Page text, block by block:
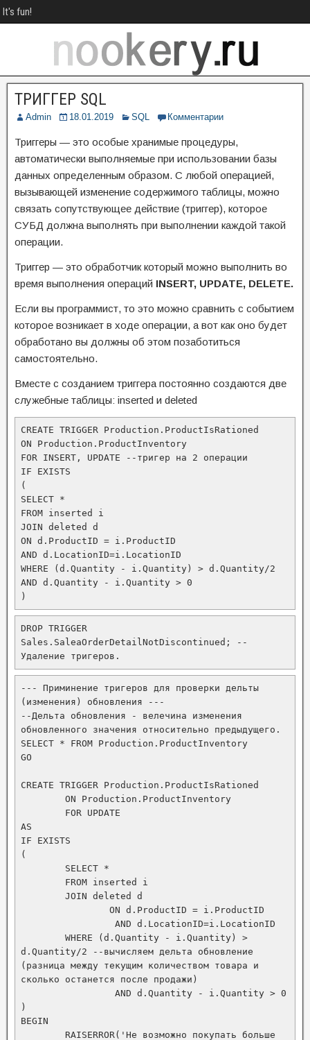
It's fun!
ТРИГГЕР SQL
Admin 18.01.2019 SQL Комментарии
Триггеры — это особые хранимые процедуры,
автоматически выполняемые при использовании базы
данных определенным образом. С любой операцией,
вызывающей изменение содержимого таблицы, можно
связать сопутствующее действие (триггер), которое
СУБД должна выполнять при выполнении каждой такой
операции.
Триггер — это обработчик который можно выполнить во
время выполнения операций INSERT, UPDATE, DELETE.
Если вы программист, то это можно сравнить с событием
которое возникает в ходе операции, а вот как оно будет
обработано вы должны об этом позаботиться
самостоятельно.
Вместе с созданием триггера постоянно создаются две
служебные таблицы: inserted и deleted
CREATE TRIGGER Production.ProductIsRationed
ON Production.ProductInventory
FOR INSERT, UPDATE --тригер на 2 операции
IF EXISTS
(
SELECT *
FROM inserted i
JOIN deleted d
ON d.ProductID = i.ProductID
AND d.LocationID=i.LocationID
WHERE (d.Quantity - i.Quantity) > d.Quantity/2
AND d.Quantity - i.Quantity > 0
)
DROP TRIGGER
Sales.SaleaOrderDetailNotDiscontinued; --
--- Приминение тригеров для проверки дельты
(изменения) обновления ---
--Дельта обновления - велечина изменения
обновленного значения относительно предыдущего.
SELECT * FROM Production.ProductInventory
GO
CREATE TRIGGER Production.ProductIsRationed
AS
IF EXISTS
(
d.Quantity/2 --вычисляем дельта обновление
(разница между текущим количеством товара и
сколько останется после продажи)
)
BEGIN